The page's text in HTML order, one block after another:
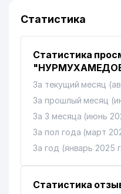
12 QORA BAYIR
14
ТАШКЕНТСКИЙ
АРХИТЕКТУРНО-
СТРОИТЕЛЬНЫЙ
(ТАСИ)
КОМПАНИЯ
АКАН УЗБЕКСКО-
Статистика
Статистика
За текущий месяц
За прошлый месяц
За 3 месяца (июнь
За пол года (март
За год (январь 2025
Статистика